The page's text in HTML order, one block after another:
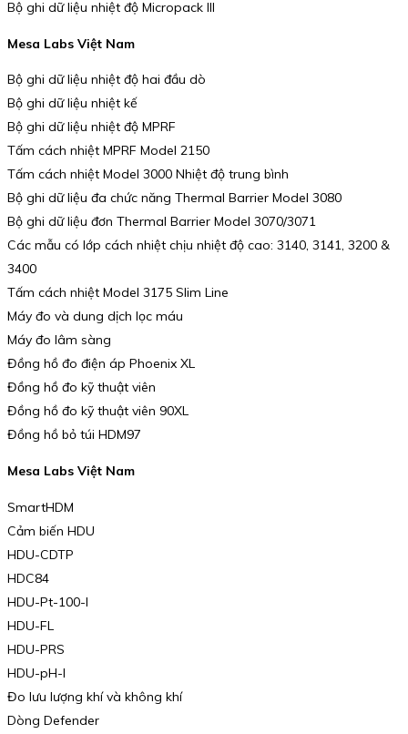
Bộ ghi dữ liệu nhiệt độ Micropack III
Mesa Labs Việt Nam
Bộ ghi dữ liệu nhiệt độ hai đầu dò
Bộ ghi dữ liệu nhiệt kế
Bộ ghi dữ liệu nhiệt độ MPRF
Tấm cách nhiệt MPRF Model 2150
Tấm cách nhiệt Model 3000 Nhiệt độ trung bình
Bộ ghi dữ liệu đa chức năng Thermal Barrier Model 3080
Bộ ghi dữ liệu đơn Thermal Barrier Model 3070/3071
Các mẫu có lớp cách nhiệt chịu nhiệt độ cao: 3140, 3141, 3200 &
3400
Tấm cách nhiệt Model 3175 Slim Line
Máy đo và dung dịch lọc máu
Máy đo lâm sàng
Đồng hồ đo điện áp Phoenix XL
Đồng hồ đo kỹ thuật viên
Đồng hồ đo kỹ thuật viên 90XL
Đồng hồ bỏ túi HDM97
Mesa Labs Việt Nam
SmartHDM
Cảm biến HDU
HDU-CDTP
HDC84
HDU-Pt-100-I
HDU-FL
HDU-PRS
HDU-pH-I
Đo lưu lượng khí và không khí
Dòng Defender